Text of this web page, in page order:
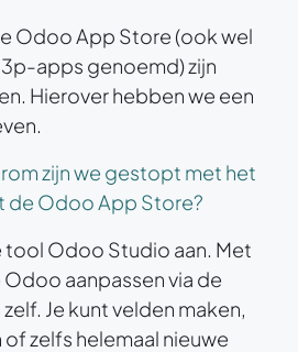
Odoo App Store (ook wel
apps genoemd) zijn
Hierover hebben we een
zijn we gestopt met het
de Odoo App Store?
Odoo Studio aan. Met
aanpassen via de
Je kunt velden maken,
zelfs helemaal nieuwe